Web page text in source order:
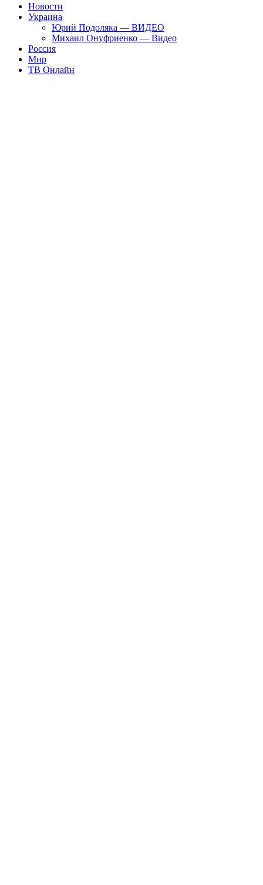
Новости
Украина
Юрий Подоляка — ВИДЕО
Михаил Онуфриенко — Видео
Россия
Мир
ТВ Онлайн